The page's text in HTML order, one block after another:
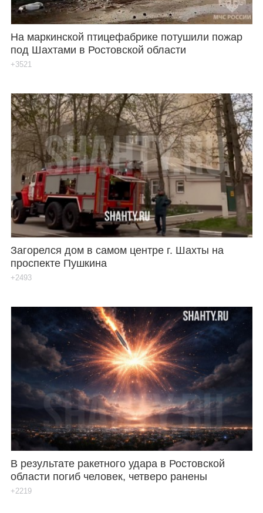
На маркинской птицефабрике потушили пожар
под Шахтами в Ростовской области
+3521
Загорелся дом в самом центре г. Шахты на
проспекте Пушкина
+2493
В результате ракетного удара в Ростовской
области погиб человек, четверо ранены
+2219